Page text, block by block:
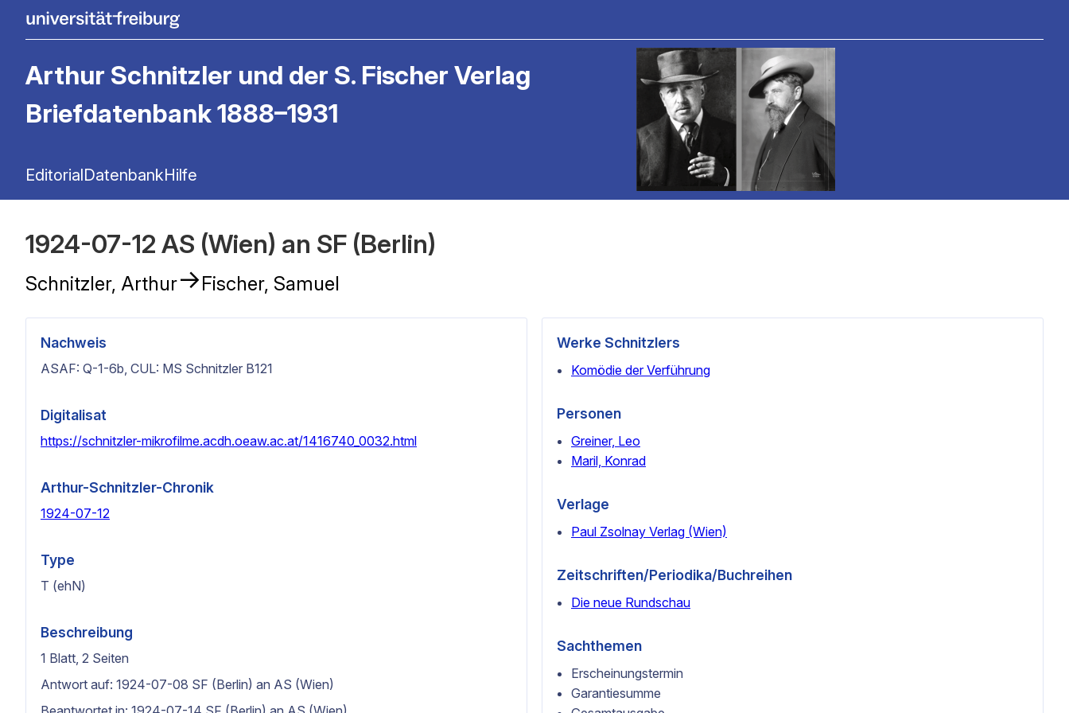
Arthur Schnitzler und der S. Fischer Verlag
Briefdatenbank 1888–1931
EditorialDatenbankHilfe
1924-07-12 AS (Wien) an SF (Berlin)
Schnitzler, Arthur→Fischer, Samuel
Nachweis
ASAF: Q-1-6b, CUL: MS Schnitzler B121
Digitalisat
https://schnitzler-mikrofilme.acdh.oeaw.ac.at/1416740_0032.html
Arthur-Schnitzler-Chronik
1924-07-12
Type
T (ehN)
Beschreibung
1 Blatt, 2 Seiten
Antwort auf: 1924-07-08 SF (Berlin) an AS (Wien)
Werke Schnitzlers
Komödie der Verführung
Personen
Greiner, Leo
Maril, Konrad
Verlage
Paul Zsolnay Verlag (Wien)
Zeitschriften/Periodika/Buchreihen
Die neue Rundschau
Sachthemen
Erscheinungstermin
Garantiesumme